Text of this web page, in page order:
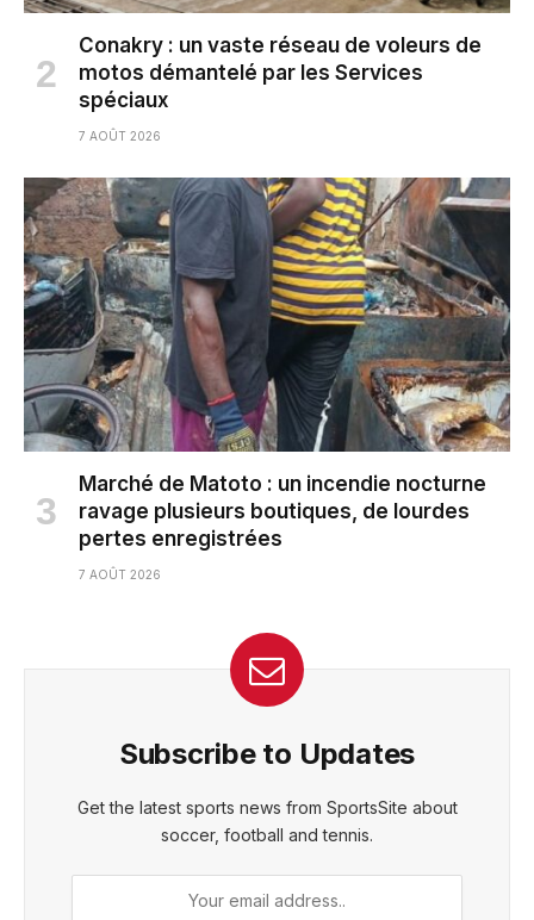
Conakry : un vaste réseau de voleurs de
motos démantelé par les Services
spéciaux
7 AOÛT 2026
Marché de Matoto : un incendie nocturne
ravage plusieurs boutiques, de lourdes
pertes enregistrées
7 AOÛT 2026
Subscribe to Updates
Get the latest sports news from SportsSite about
soccer, football and tennis.